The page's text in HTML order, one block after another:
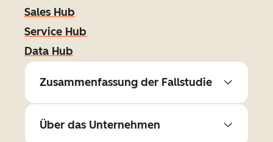
Sales Hub
Service Hub
Data Hub
Zusammenfassung der Fallstudie
Über das Unternehmen